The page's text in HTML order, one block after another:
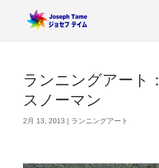
ランニングアート
スノーマン
2月 13, 2013 | ランニングアート